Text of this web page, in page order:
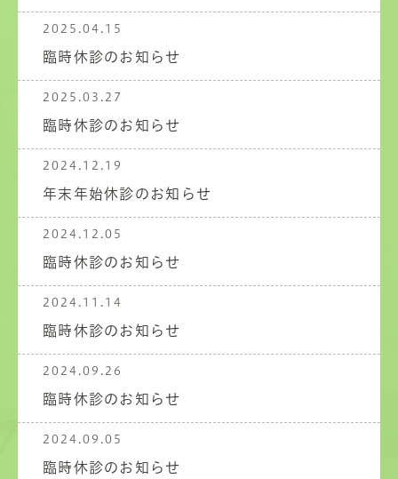
2025.04.15
臨時休診のお知らせ
2025.03.27
臨時休診のお知らせ
2024.12.19
年末年始休診のお知らせ
2024.12.05
臨時休診のお知らせ
2024.11.14
臨時休診のお知らせ
2024.09.26
臨時休診のお知らせ
2024.09.05
臨時休診のお知らせ